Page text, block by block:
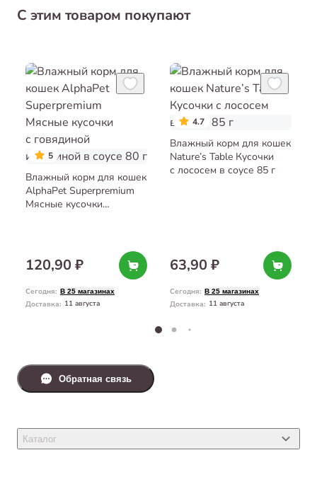
С этим товаром покупают
5
Влажный корм для кошек
AlphaPet Superpremium
Мясные кусочки
120,90 ₽
Сегодня: В 25 магазинах
Доставка: 11 августа
4.7
Влажный корм для кошек
Nature’s Table Кусочки
с лососем в соусе 85 г
63,90 ₽
Сегодня: В 25 магазинах
Доставка: 11 августа
Каталог
Обратная связь